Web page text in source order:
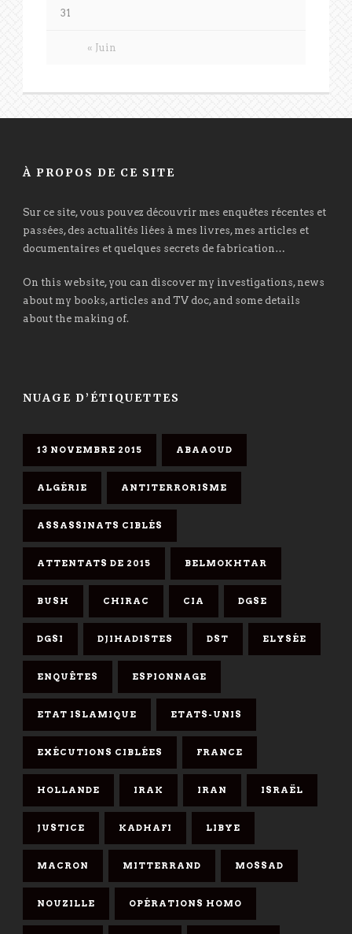
« Juin
31
À PROPOS DE CE SITE
Sur ce site, vous pouvez découvrir mes enquêtes récentes et
passées, des actualités liées à mes livres, mes articles et
documentaires et quelques secrets de fabrication…
On this website, you can discover my investigations, news
about my books, articles and TV doc, and some details
about the making of.
NUAGE D’ÉTIQUETTES
13 NOVEMBRE 2015 ABAAOUD
ALGÉRIE ANTITERRORISME
ASSASSINATS CIBLÉS
ATTENTATS DE 2015 BELMOKHTAR
BUSH CHIRAC CIA DGSE
DGSI DJIHADISTES DST ELYSÉE
ENQUÊTES ESPIONNAGE
ETAT ISLAMIQUE ETATS-UNIS
EXÉCUTIONS CIBLÉES FRANCE
HOLLANDE IRAK IRAN ISRAËL
JUSTICE KADHAFI LIBYE
MACRON MITTERRAND MOSSAD
NOUZILLE OPÉRATIONS HOMO